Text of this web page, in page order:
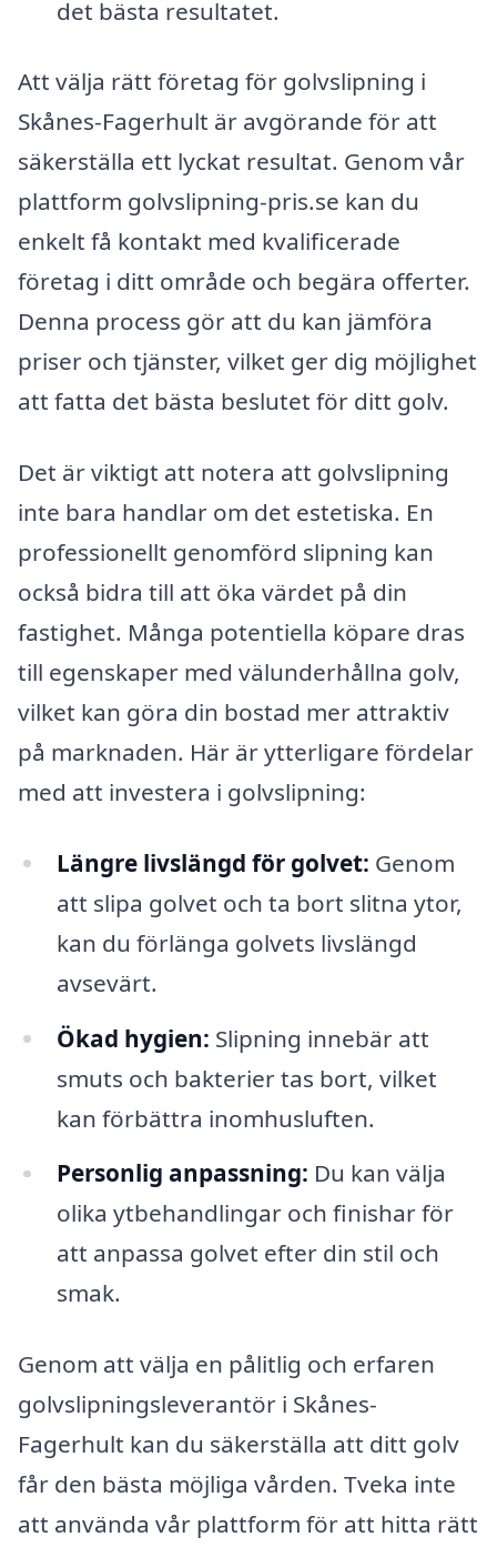
det bästa resultatet.
Att välja rätt företag för golvslipning i
Skånes-Fagerhult är avgörande för att
säkerställa ett lyckat resultat. Genom vår
plattform golvslipning-pris.se kan du
enkelt få kontakt med kvalificerade
företag i ditt område och begära offerter.
Denna process gör att du kan jämföra
priser och tjänster, vilket ger dig möjlighet
att fatta det bästa beslutet för ditt golv.
Det är viktigt att notera att golvslipning
inte bara handlar om det estetiska. En
professionellt genomförd slipning kan
också bidra till att öka värdet på din
fastighet. Många potentiella köpare dras
till egenskaper med välunderhållna golv,
vilket kan göra din bostad mer attraktiv
på marknaden. Här är ytterligare fördelar
med att investera i golvslipning:
Längre livslängd för golvet: Genom
att slipa golvet och ta bort slitna ytor,
kan du förlänga golvets livslängd
avsevärt.
Ökad hygien: Slipning innebär att
smuts och bakterier tas bort, vilket
kan förbättra inomhusluften.
Personlig anpassning: Du kan välja
olika ytbehandlingar och finishar för
att anpassa golvet efter din stil och
smak.
Genom att välja en pålitlig och erfaren
golvslipningsleverantör i Skånes-
Fagerhult kan du säkerställa att ditt golv
får den bästa möjliga vården. Tveka inte
att använda vår plattform för att hitta rätt